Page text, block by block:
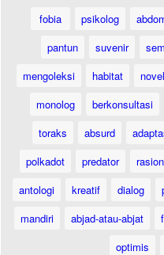
fobia psikolog
pantun
suvenir
mengoleksi
habitat
monolog
berkonsultasi
toraks
absurd
polkadot
predator
antologi
kreatif dialog
mandiri
abjad-atau-abjat
optimis